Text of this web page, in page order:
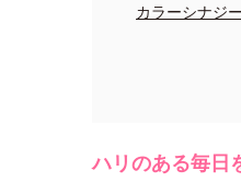
カラーシナジ
ハリのある毎日